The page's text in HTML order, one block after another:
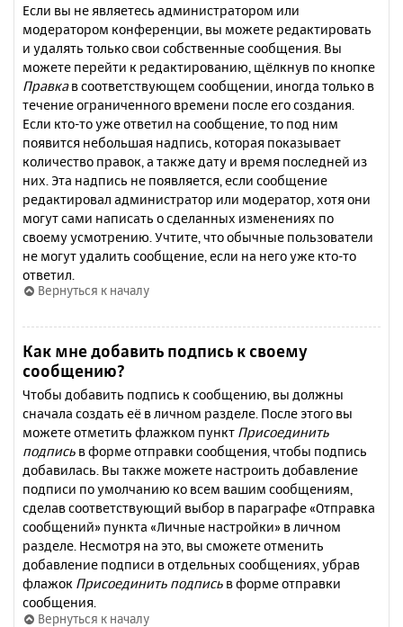
Если вы не являетесь администратором или
модератором конференции, вы можете редактировать
и удалять только свои собственные сообщения. Вы
можете перейти к редактированию, щёлкнув по кнопке
Правкав соответствующем сообщении, иногда только в
течение ограниченного времени после его создания.
Если кто-то уже ответил на сообщение, то под ним
появится небольшая надпись, которая показывает
количество правок, а также дату и время последней из
них. Эта надпись не появляется, если сообщение
редактировал администратор или модератор, хотя они
могут сами написать о сделанных изменениях по
своему усмотрению. Учтите, что обычные пользователи
не могут удалить сообщение, если на него уже кто-то
ответил.
Вернуться к началу
Как мне добавить подпись к своему
сообщению?
Чтобы добавить подпись к сообщению, вы должны
сначала создать её в личном разделе. После этого вы
можете отметить флажком пункт Присоединить
подпись в форме отправки сообщения, чтобы подпись
добавилась. Вы также можете настроить добавление
подписи по умолчанию ко всем вашим сообщениям,
сделав соответствующий выбор в параграфе «Отправка
сообщений» пункта «Личные настройки» в личном
разделе. Несмотря на это, вы сможете отменить
добавление подписи в отдельных сообщениях, убрав
флажок Присоединить подпись в форме отправки
сообщения.
Вернуться к началу